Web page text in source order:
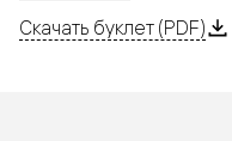
Скачать буклет (PDF)